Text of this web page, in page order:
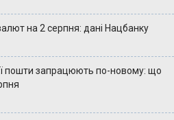
на 2 серпня: дані Нацбанку
пошти запрацюють по-новому: що